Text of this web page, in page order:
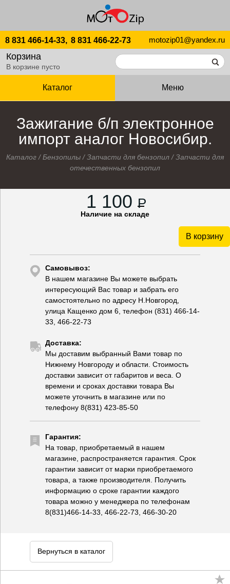
8 831 466-14-33, 8 831 466-22-73 motozip01@yandex.ru
Корзина
В корзине пусто
Каталог Меню
Зажигание б/п электронное
импорт аналог Новосибир.
Каталог /Бензопилы /Запчасти для бензопил /Запчасти для
отечественных бензопил
1 100 P
Наличие на складе
В корзину
Самовывоз:
В нашем магазине Вы можете выбрать
интересующий Вас товар и забрать его
самостоятельно по адресу Н.Новгород,
улица Кащенко дом 6, телефон (831) 466-14-
33, 466-22-73
Доставка:
Мы доставим выбранный Вами товар по
Нижнему Новгороду и области. Стоимость
доставки зависит от габаритов и веса. О
времени и сроках доставки товара Вы
можете уточнить в магазине или по
телефону 8(831) 423-85-50
Гарантия:
На товар, приобретаемый в нашем
магазине, распространяется гарантия. Срок
гарантии зависит от марки приобретаемого
товара, а также производителя. Получить
информацию о сроке гарантии каждого
товара можно у менеджера по телефонам
8(831)466-14-33, 466-22-73, 466-30-20
Вернуться в каталог